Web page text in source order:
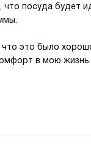
посуда будет
это было
в мою жизнь.